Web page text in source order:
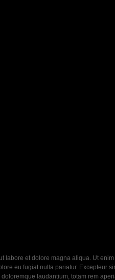
et dolore magna aliqua. Ut
eu fugiat nulla pariatur. Excepteur
laudantium, totam rem